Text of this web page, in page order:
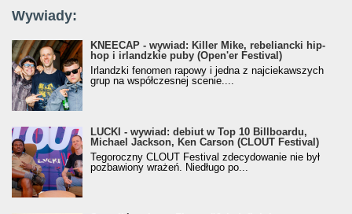
Wywiady:
KNEECAP - wywiad: Killer Mike, rebeliancki hip-
hop i irlandzkie puby (Open'er Festival)
Irlandzki fenomen rapowy i jedna z najciekawszych
grup na współczesnej scenie....
LUCKI - wywiad: debiut w Top 10 Billboardu,
Michael Jackson, Ken Carson (CLOUT Festival)
Tegoroczny CLOUT Festival zdecydowanie nie był
pozbawiony wrażeń. Niedługo po...